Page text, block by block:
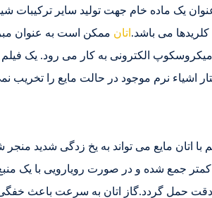
یک ماده خام جهت تولید سایر ترکیبات
می باشد. اتان ممکن است به عنوان
الکترونی به کار می رود. یک فیلم
مایع می تواند به یخ زدگی شدید منجر
جمع شده و در صورت رویارویی با یک
دقت حمل گردد.گاز اتان به سرعت باعث